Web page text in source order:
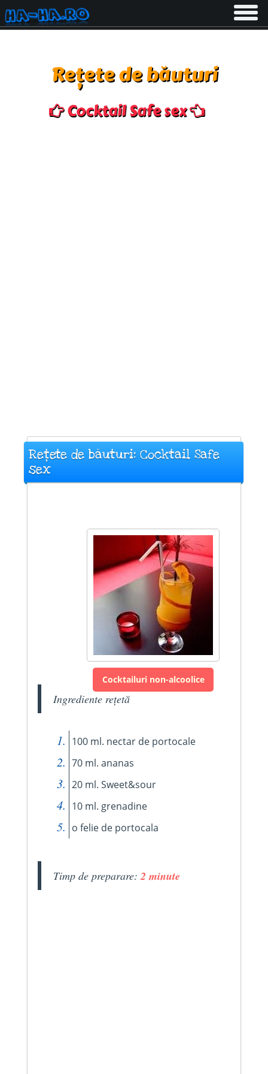
Toggle
Rețete de băuturi
Cocktail Safe sex
Rețete de băuturi: Cocktail Safe
sex
Cocktailuri non-alcoolice
Ingrediente rețetă
100 ml. nectar de portocale
70 ml. ananas
20 ml. Sweet&sour
10 ml. grenadine
o felie de portocala
Timp de preparare:2 minute